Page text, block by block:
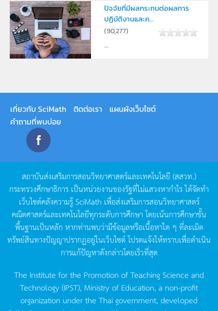
ปัจจัยที่มีผลกระทบต่อผลการ
ปฏิบัติงานและค...
(90,277)
...
เกี่ยวกับ SciMath ติดต่อเรา
แผนผังเว็บไซต์
คำถามที่พบบ่อย
สถาบันส่งเสริมการสอนวิทยาศาสตร์และเทคโนโลยี (สสวท.)
กระทรวงศึกษาธิการ เป็นหน่วยงานของรัฐที่ไม่แสวงหากำไรได้จัดทำ
เว็บไซต์คลังความรู้SciMath เพื่อส่งเสริมการสอนวิทยาศาสตร์
คณิตศาสตร์และเทคโนโลยีทุกระดับการศึกษา โดยเน้นการศึกษาขั้น
พื้นฐานเป็นหลัก หากท่านพบว่ามีข้อมูลหรือเนื้อหาใด ๆ ที่ละเมิด
ทรัพย์สินทางปัญญาปรากฏอยู่ในเว็บไซต์โปรดแจ้งให้ทราบเพื่อดำเนิน
การแก้ปัญหาดังกล่าวโดยเร็วที่สุด
The Institute for the Promotion of Teaching Science and
Technology (IPST), Ministry of Education, a non-profit
organization under the Thai government, developed